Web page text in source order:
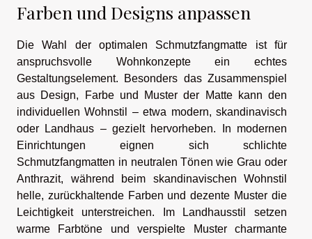
Farben und Designs anpassen
Die Wahl der optimalen Schmutzfangmatte ist für
anspruchsvolle Wohnkonzepte ein echtes
Gestaltungselement. Besonders das Zusammenspiel
aus Design, Farbe und Muster der Matte kann den
individuellen Wohnstil – etwa modern, skandinavisch
oder Landhaus – gezielt hervorheben. In modernen
Einrichtungen eignen sich schlichte
Schmutzfangmatten in neutralen Tönen wie Grau oder
Anthrazit, während beim skandinavischen Wohnstil
helle, zurückhaltende Farben und dezente Muster die
Leichtigkeit unterstreichen. Im Landhausstil setzen
warme Farbtöne und verspielte Muster charmante